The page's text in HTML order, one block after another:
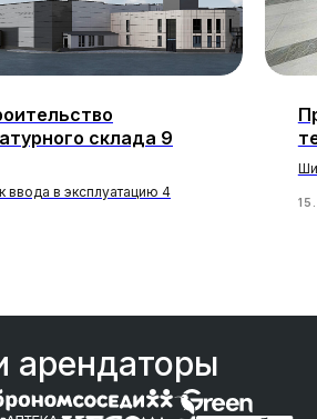
склада 9
в эксплуатацию 4
арендаторы